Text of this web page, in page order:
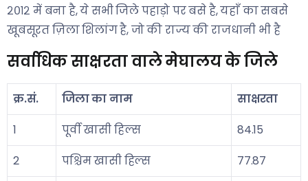
२०१२ में बना है, ये सभी जिले पहाड़ो पर बसे है, यहाँ का सबसे
खूबसूरत ज़िला शिलांग है, जो की राज्य की राजधानी भी है
सर्वाधिक साक्षरता वाले मेघालय के जिले
क्र.सं. जिला का नाम
साक्षरता
1
पूर्वी खासी हिल्स
84.15
2
पश्चिम खासी हिल्स
77.87